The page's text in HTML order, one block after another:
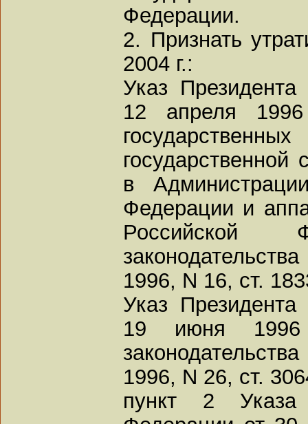
Федерации.
2. Признать
2004 г.:
Указ
12 апреля
в
Федерации и
Российской
1996, N 16, ст.
Указ
19 июня
1996, N 26, ст.
пункт 2 Указа